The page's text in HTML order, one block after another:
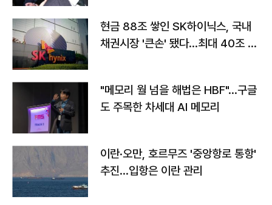
현금 88조 쌓인 SK하이닉스, 국내
채권시장 '큰손' 됐다…최대 40조 투
"메모리 월 넘을 해법은 HBF"…구글
도 주목한 차세대 AI 메모리
이란·오만, 호르무즈 '중앙항로 통항'
추진…입항은 이란 관리